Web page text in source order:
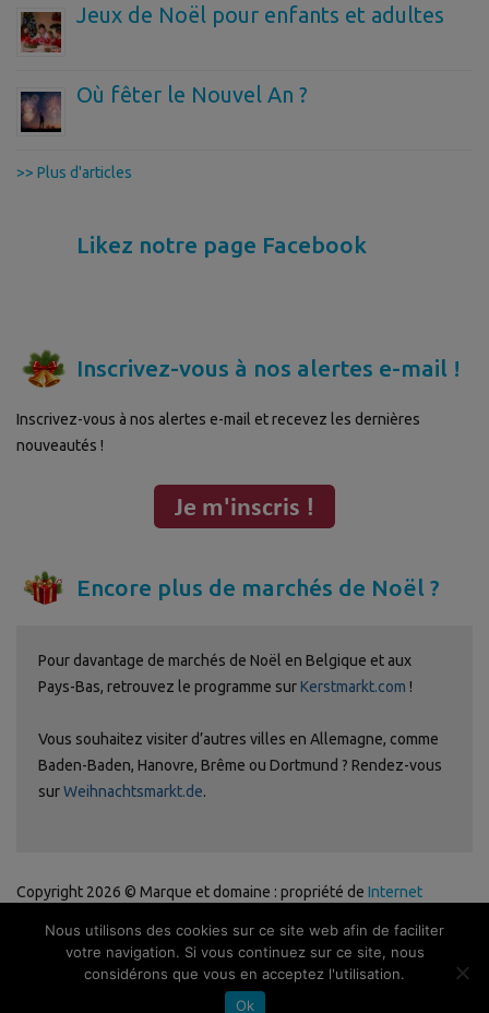
Jeux de Noël pour enfants et adultes
Où fêter le Nouvel An ?
>> Plus d'articles
Likez notre page Facebook
Inscrivez-vous à nos alertes e-mail !
Inscrivez-vous à nos alertes e-mail et recevez les dernières
nouveautés !
Encore plus de marchés de Noël ?
Pour davantage de marchés de Noël en Belgique et aux
Pays-Bas, retrouvez le programme surKerstmarkt.com !
Vous souhaitez visiter d’autres villes en Allemagne, comme
Baden-Baden, Hanovre, Brême ou Dortmund ? Rendez-vous
surWeihnachtsmarkt.de.
Copyright 2026 © Marque et domaine : propriété de Internet
Politique de confidentialité -Avertissement -Publicité -Contact
Newsletter
Nous utilisons des cookies sur ce site web afin de faciliter
votre navigation. Si vous continuez sur ce site, nous
considérons que vous en acceptez l'utilisation.
Ok